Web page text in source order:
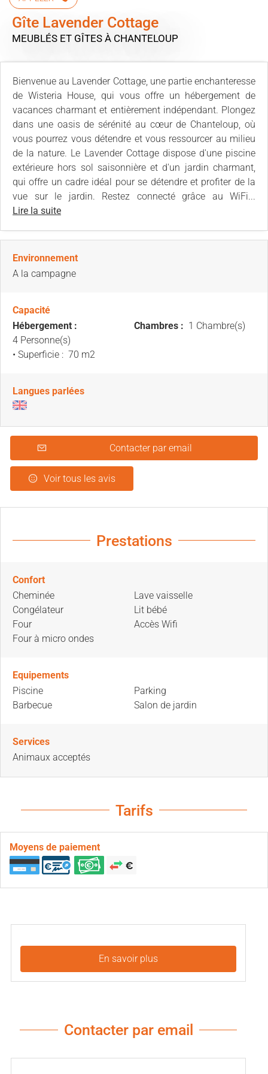
Gîte Lavender Cottage
MEUBLÉS ET GÎTES À CHANTELOUP
Bienvenue au Lavender Cottage, une partie enchanteresse
de Wisteria House, qui vous offre un hébergement de
vacances charmant et entièrement indépendant. Plongez
dans une oasis de sérénité au cœur de Chanteloup, où
vous pourrez vous détendre et vous ressourcer au milieu
de la nature. Le Lavender Cottage dispose d'une piscine
extérieure hors sol saisonnière et d'un jardin charmant,
qui offre un cadre idéal pour se détendre et profiter de la
vue sur le jardin. Restez connecté grâce au WiFi...
Lire la suite
Environnement
A la campagne
Capacité
Hébergement :
4 Personne(s)
• Superficie : 70 m2
Chambres : 1 Chambre(s)
Langues parlées
Contacter par email
Voir tous les avis
Prestations
Confort
Cheminée
Congélateur
Four
Four à micro ondes
Lave vaisselle
Lit bébé
Accès Wifi
Equipements
Piscine
Barbecue
Parking
Salon de jardin
Services
Animaux acceptés
Tarifs
Moyens de paiement
En savoir plus
Contacter par email